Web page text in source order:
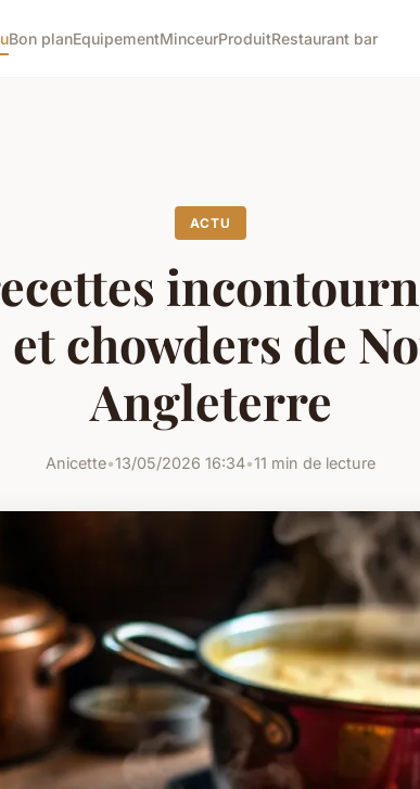
Bon planEquipementMinceurProduitRestaurant bar
ACTU
et chowders de
Angleterre
Anicette•13/05/2026 16:34•11 min de lecture